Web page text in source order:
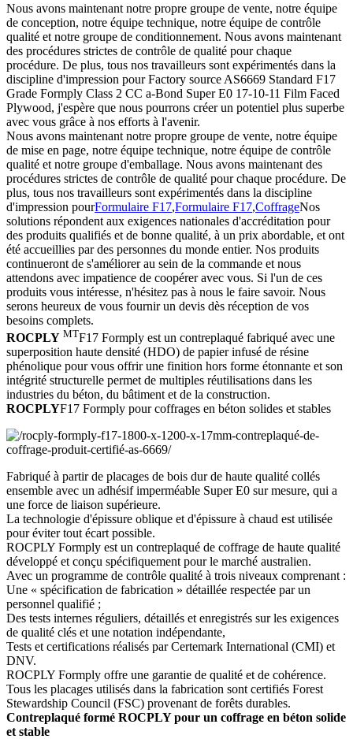
Nous avons maintenant notre propre groupe de vente, notre équipe
de conception, notre équipe technique, notre équipe de contrôle
qualité et notre groupe de conditionnement. Nous avons maintenant
des procédures strictes de contrôle de qualité pour chaque
procédure. De plus, tous nos travailleurs sont expérimentés dans la
discipline d'impression pour Factory source AS6669 Standard F17
Grade Formply Class 2 CC a-Bond Super E0 17-10-11 Film Faced
Plywood, j'espère que nous pourrons créer un potentiel plus superbe
avec vous grâce à nos efforts à l'avenir.
Nous avons maintenant notre propre groupe de vente, notre équipe
de mise en page, notre équipe technique, notre équipe de contrôle
qualité et notre groupe d'emballage. Nous avons maintenant des
procédures strictes de contrôle de qualité pour chaque procédure. De
plus, tous nos travailleurs sont expérimentés dans la discipline
d'impression pourFormulaire F17,Formulaire F17,CoffrageNos
solutions répondent aux exigences nationales d'accréditation pour
des produits qualifiés et de bonne qualité, à un prix abordable, et ont
été accueillies par des personnes du monde entier. Nos produits
continueront de s'améliorer au sein de la commande et nous
attendons avec impatience de coopérer avec vous. Si l'un de ces
produits vous intéresse, n'hésitez pas à nous le faire savoir. Nous
serons heureux de vous fournir un devis dès réception de vos
besoins complets.
ROCPLY MTF17 Formply est un contreplaqué fabriqué avec une
superposition haute densité (HDO) de papier infusé de résine
phénolique pour vous offrir une finition hors forme étonnante et son
intégrité structurelle permet de multiples réutilisations dans les
industries du béton, du bâtiment et de la construction.
ROCPLYF17 Formply pour coffrages en béton solides et stables
Fabriqué à partir de placages de bois dur de haute qualité collés
ensemble avec un adhésif imperméable Super E0 sur mesure, qui a
une force de liaison supérieure.
La technologie d'épissure oblique et d'épissure à chaud est utilisée
pour éviter tout écart possible.
ROCPLY Formply est un contreplaqué de coffrage de haute qualité
développé et conçu spécifiquement pour le marché australien.
Avec un programme de contrôle qualité à trois niveaux comprenant :
Une « spécification de fabrication » détaillée respectée par un
personnel qualifié ;
Des tests internes réguliers, détaillés et enregistrés sur les exigences
de qualité clés et une notation indépendante,
Tests et certifications réalisés par Certemark International (CMI) et
DNV.
ROCPLY Formply offre une garantie de qualité et de cohérence.
Tous les placages utilisés dans la fabrication sont certifiés Forest
Stewardship Council (FSC) provenant de forêts durables.
Contreplaqué formé ROCPLY pour un coffrage en béton solide
et stable